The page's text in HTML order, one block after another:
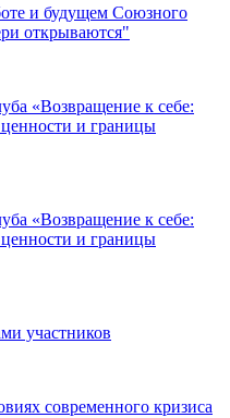
и будущем Союзного
открываются"
«Возвращение к себе:
и границы
«Возвращение к себе:
и границы
участников
современного кризиса